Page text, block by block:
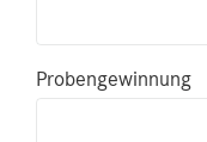
Probengewinnung